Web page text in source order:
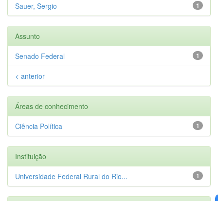
1
Sauer, Sergio
Assunto
1
Senado Federal
< anterior
Áreas de conhecimento
1
Ciência Política
Instituição
1
Universidade Federal Rural do Rio...